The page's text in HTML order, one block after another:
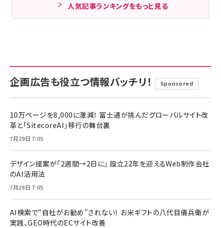
人気記事ランキングをもっと見る
企画広告も役立つ情報バッチリ！ Sponsored
10万ページを8,000に激減！ 富士通が挑んだグローバルサイト改
革と「SitecoreAI」移行の舞台裏
7月29日 7:05
デザイン提案が「2週間→2日に」 設立22年を迎えるWeb制作会社
のAI活用法
7月28日 7:05
AI検索で“自社がお勧め”されない！ お米ギフトの八代目儀兵衛が
実践、GEO時代のECサイト改善